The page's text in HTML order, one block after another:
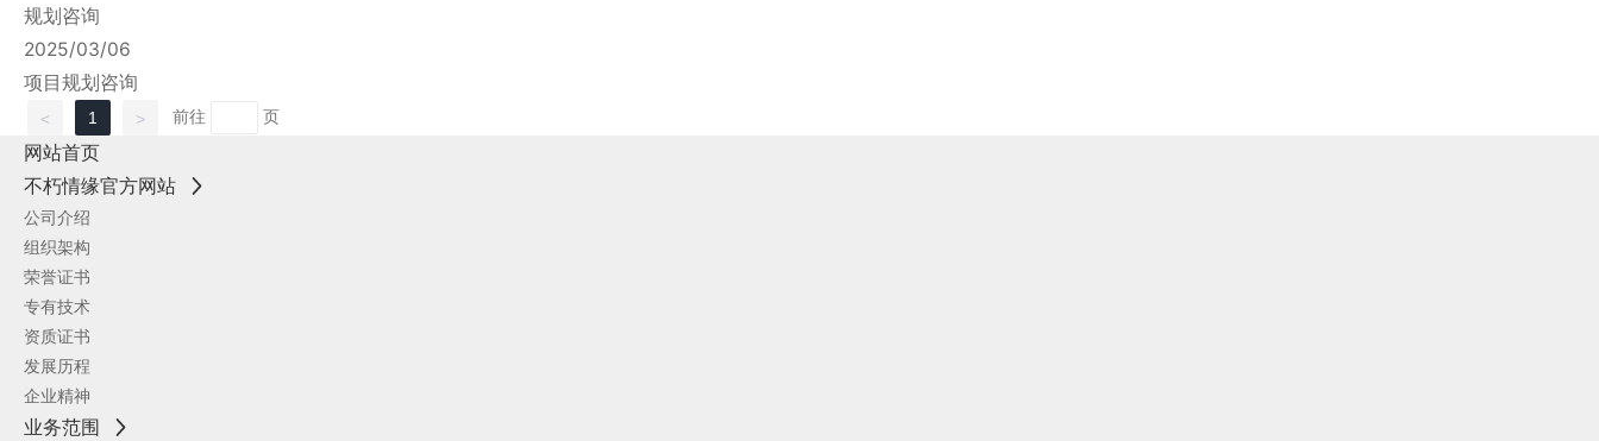
规划咨询
2025/03/06
项目规划咨询
< 1 > 前往 页
网站首页
不朽情缘官方网站
公司介绍
组织架构
荣誉证书
专有技术
资质证书
发展历程
企业精神
业务范围